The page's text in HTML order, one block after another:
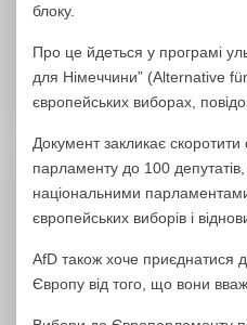
блоку.
Про це йдеться у програмі
для Німеччини” (Alternative
європейських виборах,
Документ закликає
парламенту до 100
національними
європейських виборів і
AfD також хоче приєднатися
Європу від того, що вони